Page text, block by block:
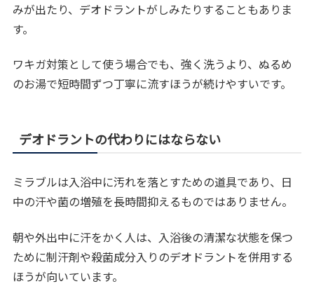
みが出たり、デオドラントがしみたりすることもありま
す。
ワキガ対策として使う場合でも、強く洗うより、ぬるめ
のお湯で短時間ずつ丁寧に流すほうが続けやすいです。
デオドラントの代わりにはならない
ミラブルは入浴中に汚れを落とすための道具であり、日
中の汗や菌の増殖を長時間抑えるものではありません。
朝や外出中に汗をかく人は、入浴後の清潔な状態を保つ
ために制汗剤や殺菌成分入りのデオドラントを併用する
ほうが向いています。